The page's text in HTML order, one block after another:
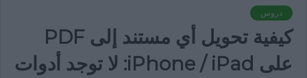
دروس
كيفية تحويل أي مستند إلى PDF
على iPhone / iPad: لا توجد أدوات